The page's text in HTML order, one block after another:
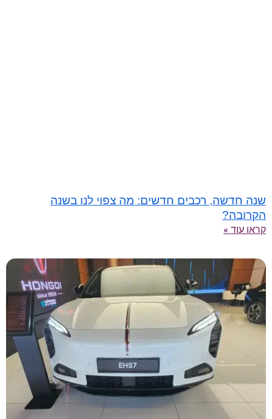
שנה חדשה, רכבים חדשים: מה צפוי לנו בשנה
הקרובה?
קראו עוד »